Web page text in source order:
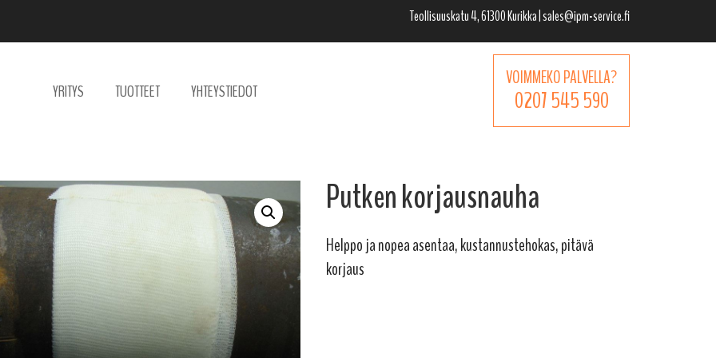
Teollisuuskatu 4, 61300 Kurikka | sales@ipm-service.fi
VOIMMEKO PALVELLA?
0207 545 590
YRITYS TUOTTEET YHTEYSTIEDOT
Putken korjausnauha
Helppo ja nopea asentaa, kustannustehokas, pitävä
korjaus